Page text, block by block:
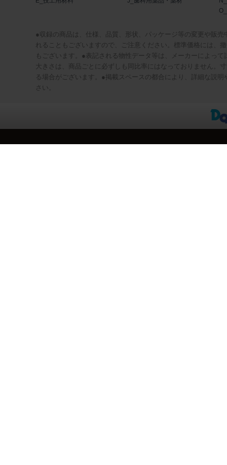
●収録の商品は、仕様、品質、形状、パッケージ等の変更や販
れることもございますので、ご注意ください。標準価格には、
もございます。●表記される物性データ等は、メーカーによっ
大きさは、商品ごとに必ずしも同比率にはなっておりません。
る場合がございます。●掲載スペースの都合により、詳細な説
さい。